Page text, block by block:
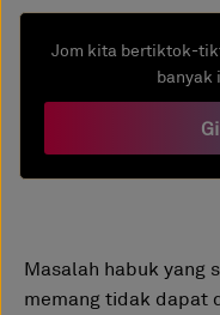
Jom kita bertiktok-
banyak
Masalah habuk yang
memang tidak dapat